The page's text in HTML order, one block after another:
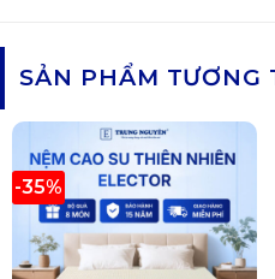
SẢN PHẨM TƯƠNG
-35%